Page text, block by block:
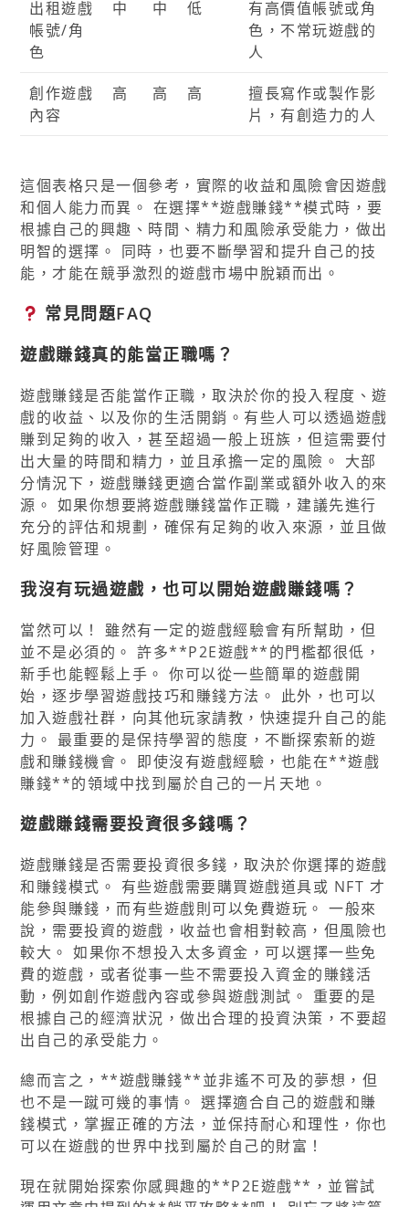
出租遊戲
帳號/角
色
中 中 低
有高價值帳號或角
色，不常玩遊戲的
人
創作遊戲
內容
高 高 高
擅長寫作或製作影
片，有創造力的人
這個表格只是一個參考，實際的收益和風險會因遊戲
和個人能力而異。 在選擇**遊戲賺錢**模式時，要
根據自己的興趣、時間、精力和風險承受能力，做出
明智的選擇。 同時，也要不斷學習和提升自己的技
能，才能在競爭激烈的遊戲市場中脫穎而出。
常見問題FAQ
遊戲賺錢真的能當正職嗎？
遊戲賺錢是否能當作正職，取決於你的投入程度、遊
戲的收益、以及你的生活開銷。有些人可以透過遊戲
賺到足夠的收入，甚至超過一般上班族，但這需要付
出大量的時間和精力，並且承擔一定的風險。 大部
分情況下，遊戲賺錢更適合當作副業或額外收入的來
源。 如果你想要將遊戲賺錢當作正職，建議先進行
充分的評估和規劃，確保有足夠的收入來源，並且做
好風險管理。
我沒有玩過遊戲，也可以開始遊戲賺錢嗎？
當然可以！ 雖然有一定的遊戲經驗會有所幫助，但
並不是必須的。 許多**P2E遊戲**的門檻都很低，
新手也能輕鬆上手。 你可以從一些簡單的遊戲開
始，逐步學習遊戲技巧和賺錢方法。 此外，也可以
加入遊戲社群，向其他玩家請教，快速提升自己的能
力。 最重要的是保持學習的態度，不斷探索新的遊
戲和賺錢機會。 即使沒有遊戲經驗，也能在**遊戲
賺錢**的領域中找到屬於自己的一片天地。
遊戲賺錢需要投資很多錢嗎？
遊戲賺錢是否需要投資很多錢，取決於你選擇的遊戲
和賺錢模式。 有些遊戲需要購買遊戲道具或 NFT 才
能參與賺錢，而有些遊戲則可以免費遊玩。 一般來
說，需要投資的遊戲，收益也會相對較高，但風險也
較大。 如果你不想投入太多資金，可以選擇一些免
費的遊戲，或者從事一些不需要投入資金的賺錢活
動，例如創作遊戲內容或參與遊戲測試。 重要的是
根據自己的經濟狀況，做出合理的投資決策，不要超
出自己的承受能力。
總而言之，**遊戲賺錢**並非遙不可及的夢想，但
也不是一蹴可幾的事情。 選擇適合自己的遊戲和賺
錢模式，掌握正確的方法，並保持耐心和理性，你也
可以在遊戲的世界中找到屬於自己的財富！
現在就開始探索你感興趣的**P2E遊戲**，並嘗試